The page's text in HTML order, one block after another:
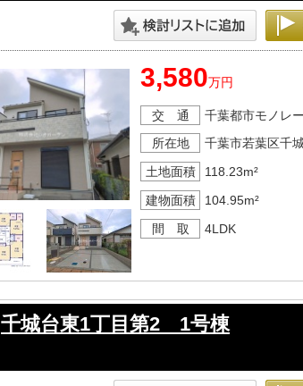
3,580万円
交 通 千葉都市モノレ
所在地
千葉市若葉区千
土地面積
118.23m²
建物面積
104.95m²
間 取
4LDK
千城台東1丁目第2 1号棟